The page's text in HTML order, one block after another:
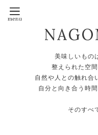
美味しいもの
整えられた空
自然や人との触れ合
自分と向き合う時
そのすべ